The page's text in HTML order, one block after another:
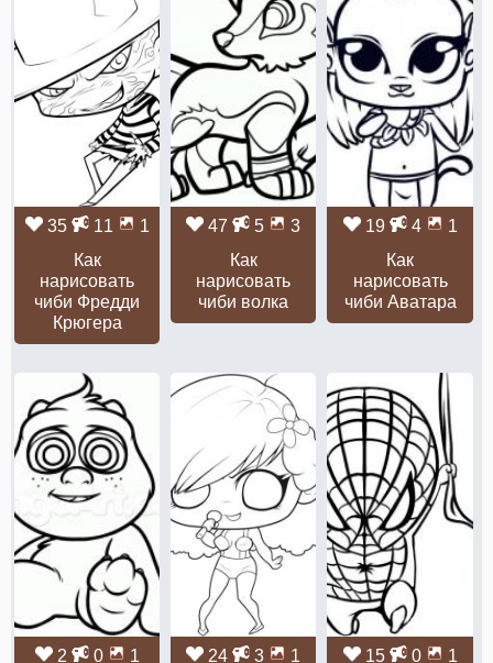
35 11
1
Как
нарисовать
чиби Фредди
Крюгера
47 5
3
Как
нарисовать
чиби волка
19 4
1
Как
нарисовать
чиби Аватара
2 0 1 24 3 1 15 0 1